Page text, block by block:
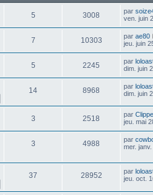
5 3008 par
ven. juin
7 10303 par ae80
jeu. juin
5 2245 par
dim. juin
14 8968 par
dim. juin
3 2518 par
jeu. mai
3 4988 par
mer.
37 28952 par
jeu. oct.